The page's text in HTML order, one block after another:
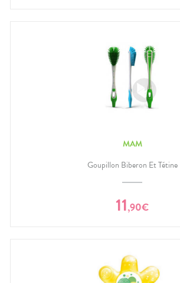
MAM
Goupillon Biberon Et Tétine
11,90€